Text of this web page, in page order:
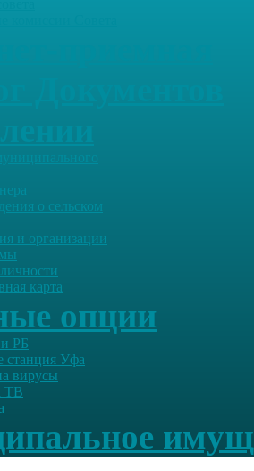
о сельском
и организации
карта
опции
РБ
станция Уфа
вирусы
ТВ